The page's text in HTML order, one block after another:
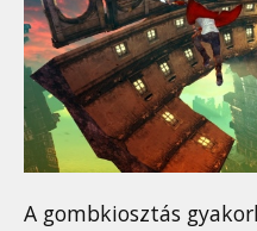
A gombkiosztás